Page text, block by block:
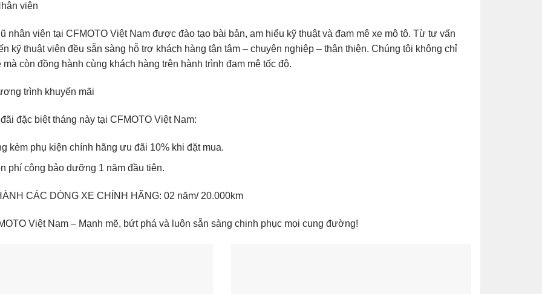
viên
nhân viên tại CFMOTO Việt Nam được đào tạo bài bản, am hiểu kỹ thuật và đam mê xe mô tô. Từ tư vấn
kỹ thuật viên đều sẵn sàng hỗ trợ khách hàng tận tâm – chuyên nghiệp – thân thiện. Chúng tôi không chỉ
mà còn đồng hành cùng khách hàng trên hành trình đam mê tốc độ.
trình khuyến mãi
đặc biệt tháng này tại CFMOTO Việt Nam:
kèm phụ kiện chính hãng ưu đãi 10% khi đặt mua.
phí công bảo dưỡng 1 năm đầu tiên.
CÁC DÒNG XE CHÍNH HÃNG: 02 năm/ 20.000km
Việt Nam – Mạnh mẽ, bứt phá và luôn sẵn sàng chinh phục mọi cung đường!